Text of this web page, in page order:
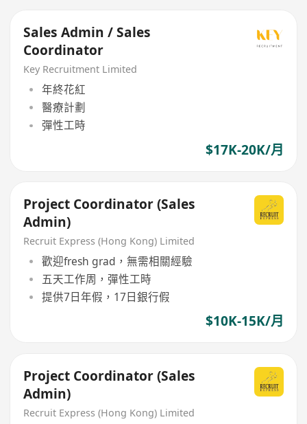
Sales Admin / Sales
Coordinator
Key Recruitment Limited
年終花紅
醫療計劃
彈性工時
$17K-20K/月
Project Coordinator (Sales
Admin)
Recruit Express (Hong Kong) Limited
歡迎fresh grad，無需相關經驗
五天工作周，彈性工時
提供7日年假，17日銀行假
$10K-15K/月
Project Coordinator (Sales
Admin)
Recruit Express (Hong Kong) Limited